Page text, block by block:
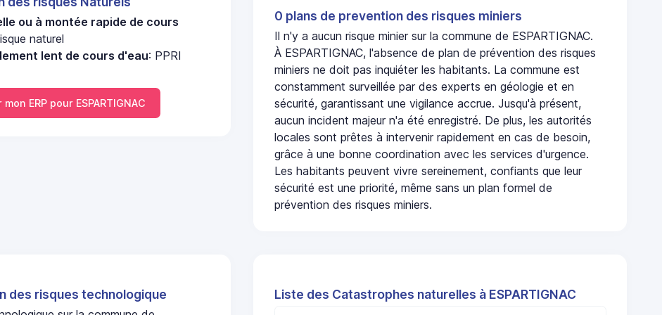
ou à montée rapide de cours
naturel
lent de cours d'eau: PPRI
ERP pour ESPARTIGNAC
0 plans de prevention des risques miniers
Il n'y a aucun risque minier sur la commune de ESPARTIGNAC.
À ESPARTIGNAC, l'absence de plan de prévention des risques
miniers ne doit pas inquiéter les habitants. La commune est
constamment surveillée par des experts en géologie et en
sécurité, garantissant une vigilance accrue. Jusqu'à présent,
aucun incident majeur n'a été enregistré. De plus, les autorités
locales sont prêtes à intervenir rapidement en cas de besoin,
grâce à une bonne coordination avec les services d'urgence.
Les habitants peuvent vivre sereinement, confiants que leur
sécurité est une priorité, même sans un plan formel de
prévention des risques miniers.
des risques technologique Liste des Catastrophes naturelles à ESPARTIGNAC